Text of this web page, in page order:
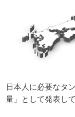
日本人に必要なタ
量」として発表し